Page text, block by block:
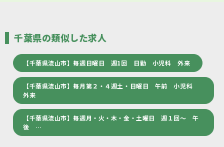
千葉県の類似した求人
【千葉県流山市】毎週日曜日 週1回 日勤 小児科 外来
【千葉県流山市】毎月第２・４週土・日曜日 午前 小児科
外来
【千葉県流山市】毎週月・火・木・金・土曜日 週１回～ 午
後 …